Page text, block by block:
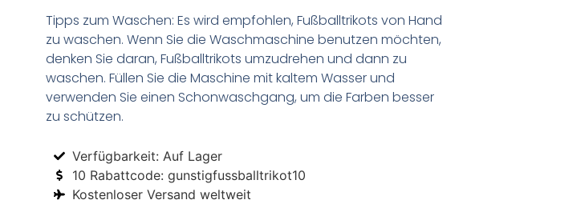
Tipps zum Waschen: Es wird empfohlen, Fußballtrikots von Hand
zu waschen. Wenn Sie die Waschmaschine benutzen möchten,
denken Sie daran, Fußballtrikots umzudrehen und dann zu
waschen. Füllen Sie die Maschine mit kaltem Wasser und
verwenden Sie einen Schonwaschgang, um die Farben besser
zu schützen.
Verfügbarkeit: Auf Lager
10 Rabattcode: gunstigfussballtrikot10
Kostenloser Versand weltweit